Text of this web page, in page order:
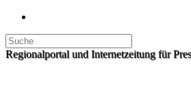
Regionalportal und Internetzeitung für